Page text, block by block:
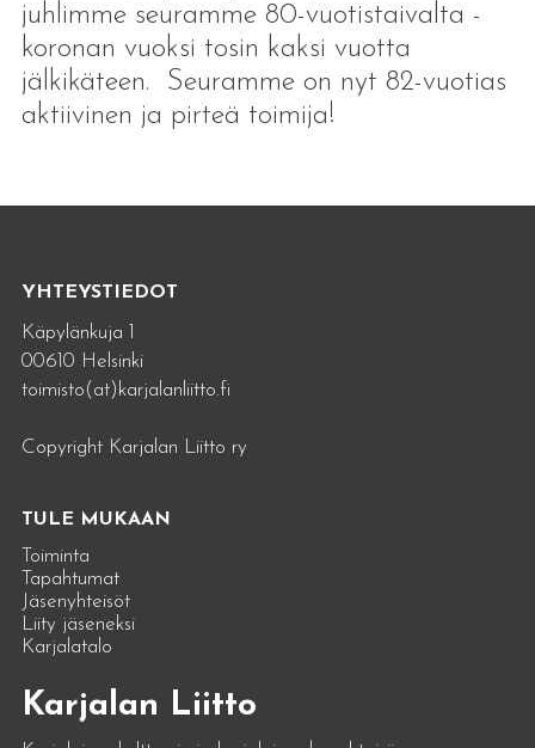
juhlimme seuramme 80-vuotistaivalta -
koronan vuoksi tosin kaksi vuotta
jälkikäteen. Seuramme on nyt 82-vuotias
aktiivinen ja pirteä toimija!
YHTEYSTIEDOT
Käpylänkuja 1
00610 Helsinki
toimisto(at)karjalanliitto.fi
Copyright Karjalan Liitto ry
TULE MUKAAN
Toiminta
Tapahtumat
Jäsenyhteisöt
Liity jäseneksi
Karjalatalo
Karjalan Liitto